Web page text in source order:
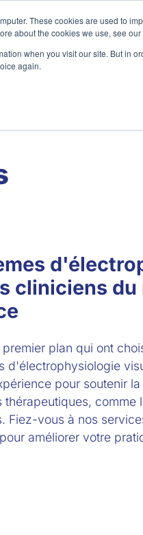
These cookies are used to
about the cookies we use, see our
when you visit our site. But in
again.
cliniciens
plan qui ont
d'électrophysiologie
pour soutenir
comme
Fiez-vous à nos
améliorer votre